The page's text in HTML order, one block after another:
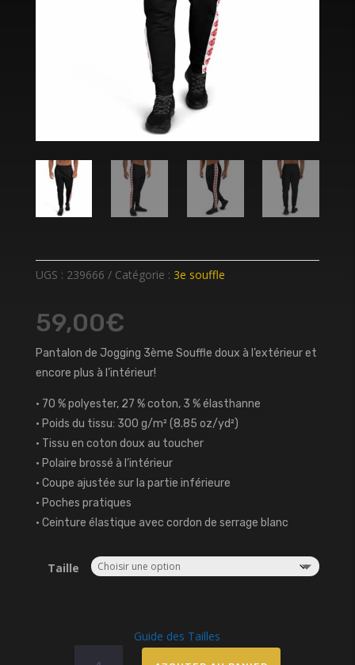
UGS : 239666 Catégorie : 3e souffle
59,00€
Pantalon de Jogging 3ème Souffle doux à l’extérieur et
encore plus à l’intérieur!
• 70 % polyester, 27 % coton, 3 % élasthanne
• Poids du tissu: 300 g/m² (8.85 oz/yd²)
• Tissu en coton doux au toucher
• Polaire brossé à l’intérieur
• Coupe ajustée sur la partie inférieure
• Poches pratiques
• Ceinture élastique avec cordon de serrage blanc
Taille
Guide des Tailles